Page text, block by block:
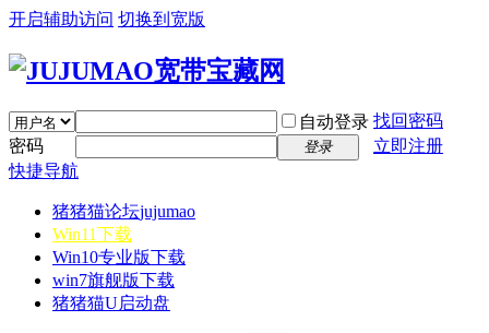
开启辅助访问 切换到宽版
自动登录 找回密码
密码
登录
立即注册
快捷导航
猪猪猫论坛jujumao
Win11下载
Win10专业版下载
win7旗舰版下载
猪猪猫U启动盘